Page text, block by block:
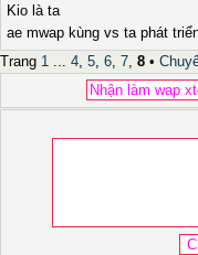
Kio là ta
ae mwap kùng vs ta phát
Trang 1 ... 4, 5, 6, 7, 8 •